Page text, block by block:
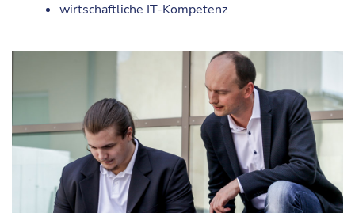
wirtschaftliche IT-Kompetenz